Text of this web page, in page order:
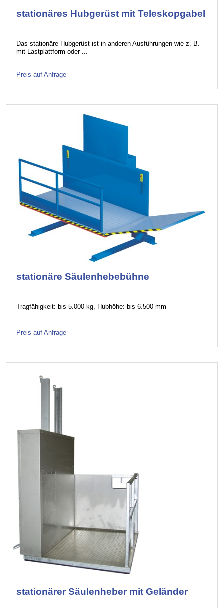
stationäres Hubgerüst mit Teleskopgabel
Das stationäre Hubgerüst ist in anderen Ausführungen wie z. B.
mit Lastplattform oder ...
Preis auf Anfrage
stationäre Säulenhebebühne
Tragfähigkeit: bis 5.000 kg, Hubhöhe: bis 6.500 mm
Preis auf Anfrage
stationärer Säulenheber mit Geländer